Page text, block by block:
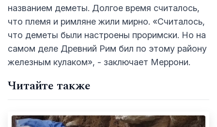
названием деметы. Долгое время считалось,
что племя и римляне жили мирно. «Считалось,
что деметы были настроены проримски. Но на
самом деле Древний Рим бил по этому району
железным кулаком», - заключает Меррони.
Читайте также